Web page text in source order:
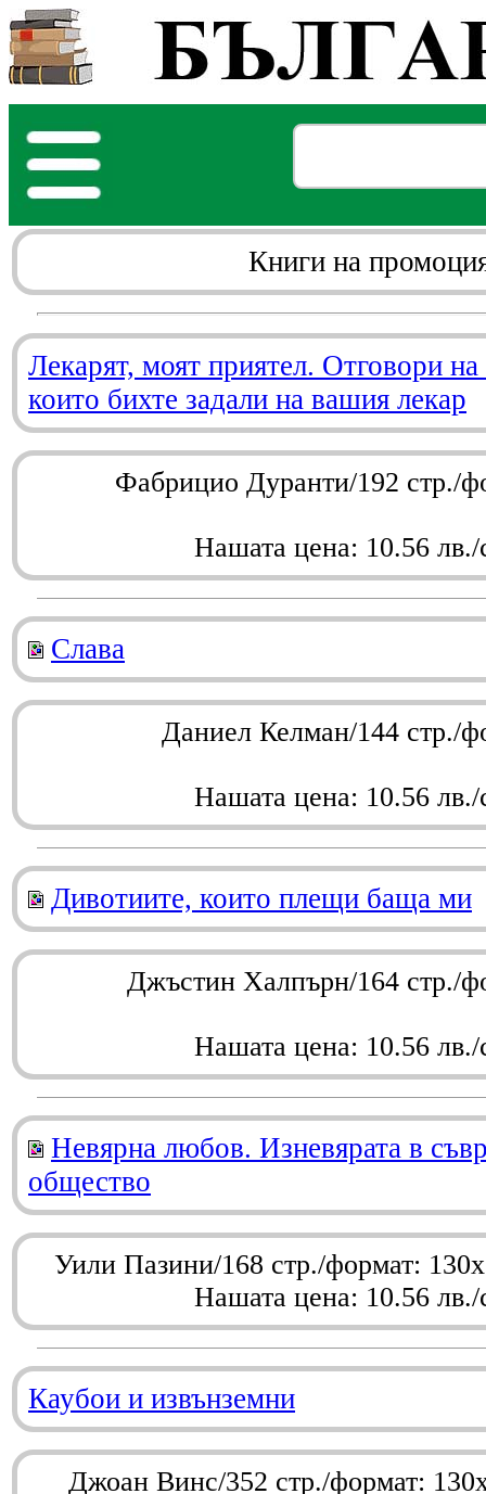
Книги на
Лекарят, моят приятел. Отговори
които бихте задали на вашия лекар
Фабрицио Дуранти/192 стр./
Нашата цена: 10.56 лв./
Слава
Даниел Келман/144 стр./
Нашата цена: 10.56 лв./
Дивотиите, които плещи баща ми
Джъстин Халпърн/164 стр./
Нашата цена: 10.56 лв./
Невярна любов. Изневярата в
общество
Уили Пазини/168 стр./формат:
Нашата цена: 10.56 лв./
Каубои и извънземни
Джоан Винс/352 стр./формат: